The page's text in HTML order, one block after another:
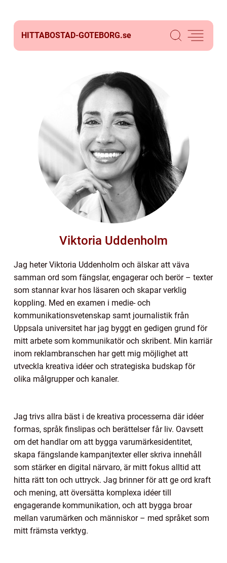
HITTABOSTAD-GOTEBORG.se
Viktoria Uddenholm
Jag heter Viktoria Uddenholm och älskar att väva
samman ord som fängslar, engagerar och berör – texter
som stannar kvar hos läsaren och skapar verklig
koppling. Med en examen i medie- och
kommunikationsvetenskap samt journalistik från
Uppsala universitet har jag byggt en gedigen grund för
mitt arbete som kommunikatör och skribent. Min karriär
inom reklambranschen har gett mig möjlighet att
utveckla kreativa idéer och strategiska budskap för
olika målgrupper och kanaler.
Jag trivs allra bäst i de kreativa processerna där idéer
formas, språk finslipas och berättelser får liv. Oavsett
om det handlar om att bygga varumärkesidentitet,
skapa fängslande kampanjtexter eller skriva innehåll
som stärker en digital närvaro, är mitt fokus alltid att
hitta rätt ton och uttryck. Jag brinner för att ge ord kraft
och mening, att översätta komplexa idéer till
engagerande kommunikation, och att bygga broar
mellan varumärken och människor – med språket som
mitt främsta verktyg.